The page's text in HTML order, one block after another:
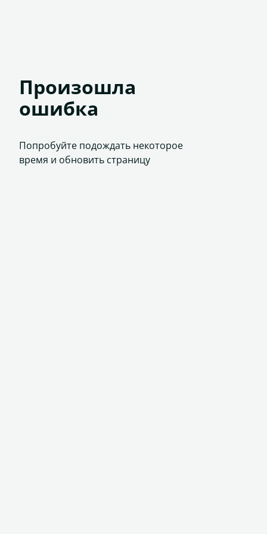
Произошла
ошибка
Попробуйте подождать некоторое
время и обновить страницу